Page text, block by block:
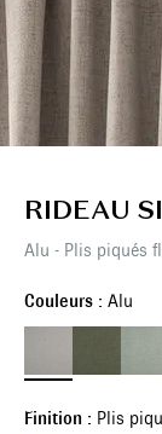
RIDEAU
Alu - Plis piqués
Couleurs : Alu
Finition : Plis